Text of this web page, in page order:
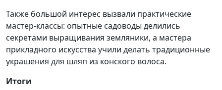
Также большой интерес вызвали практические
мастер-классы: опытные садоводы делились
секретами выращивания земляники, а мастера
прикладного искусства учили делать традиционные
украшения для шляп из конского волоса.
Итоги